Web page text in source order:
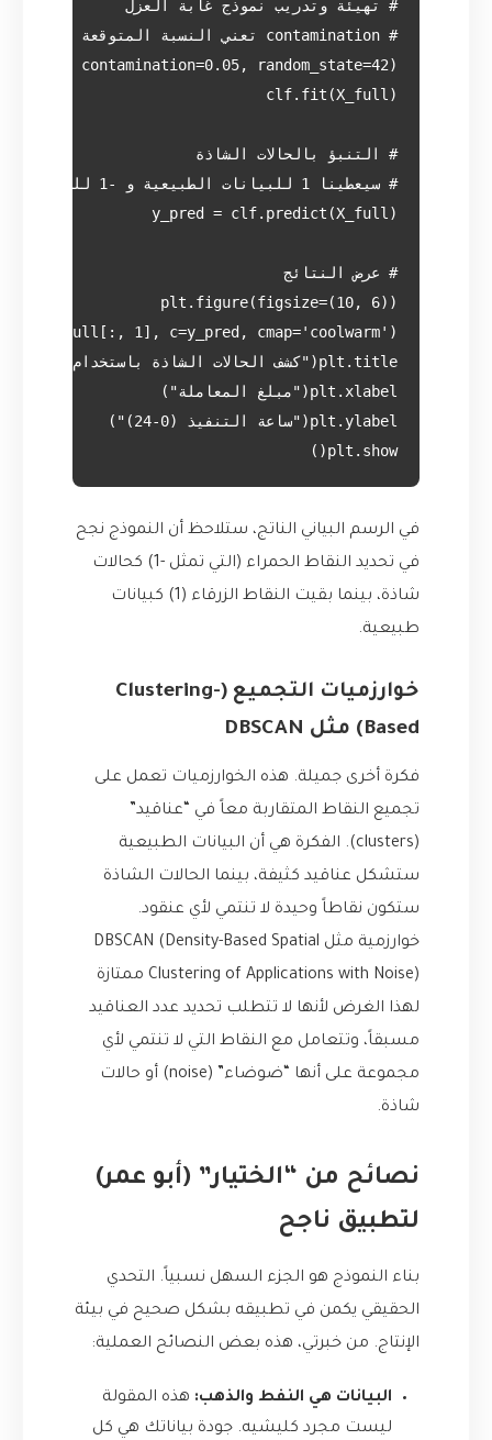
plt.show()
في الرسم البياني الناتج، ستلاحظ أن النموذج نجح
في تحديد النقاط الحمراء (التي تمثل -1) كحالات
شاذة، بينما بقيت النقاط الزرقاء (1) كبيانات
طبيعية.
خوارزميات التجميع (Clustering-
Based) مثل DBSCAN
فكرة أخرى جميلة. هذه الخوارزميات تعمل على
تجميع النقاط المتقاربة معاً في “عناقيد”
(clusters). الفكرة هي أن البيانات الطبيعية
ستشكل عناقيد كثيفة، بينما الحالات الشاذة
ستكون نقاطاً وحيدة لا تنتمي لأي عنقود.
خوارزمية مثل DBSCAN (Density-Based Spatial
Clustering of Applications with Noise) ممتازة
لهذا الغرض لأنها لا تتطلب تحديد عدد العناقيد
مسبقاً، وتتعامل مع النقاط التي لا تنتمي لأي
مجموعة على أنها “ضوضاء” (noise) أو حالات
شاذة.
نصائح من “الختيار” (أبو عمر)
لتطبيق ناجح
بناء النموذج هو الجزء السهل نسبياً. التحدي
الحقيقي يكمن في تطبيقه بشكل صحيح في بيئة
الإنتاج. من خبرتي، هذه بعض النصائح العملية:
البيانات هي النفط والذهب: هذه المقولة
ليست مجرد كليشيه. جودة بياناتك هي كل